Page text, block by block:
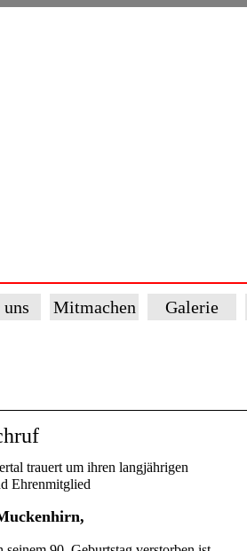
Mitmachen Galerie
trauert um ihren langjährigen
Ehrenmitglied